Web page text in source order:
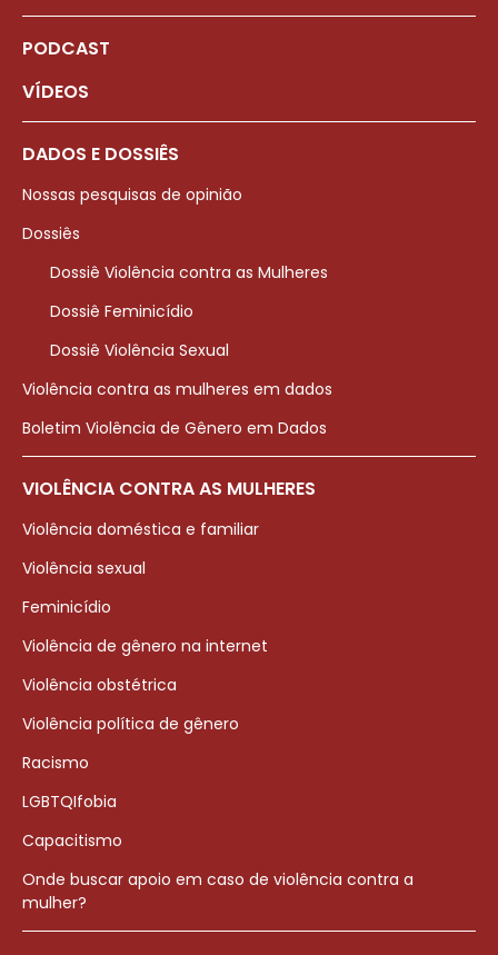
PODCAST
VÍDEOS
DADOS E DOSSIÊS
Nossas pesquisas de opinião
Dossiês
Dossiê Violência contra as Mulheres
Dossiê Feminicídio
Dossiê Violência Sexual
Violência contra as mulheres em dados
Boletim Violência de Gênero em Dados
VIOLÊNCIA CONTRA AS MULHERES
Violência doméstica e familiar
Violência sexual
Feminicídio
Violência de gênero na internet
Violência obstétrica
Violência política de gênero
Racismo
LGBTQIfobia
Capacitismo
Onde buscar apoio em caso de violência contra a
mulher?